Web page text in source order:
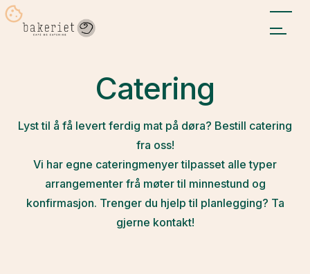
Catering
Lyst til å få levert ferdig mat på døra? Bestill catering
fra oss!
Vi har egne cateringmenyer tilpasset alle typer
arrangementer frå møter til minnestund og
konfirmasjon. Trenger du hjelp til planlegging? Ta
gjerne kontakt!